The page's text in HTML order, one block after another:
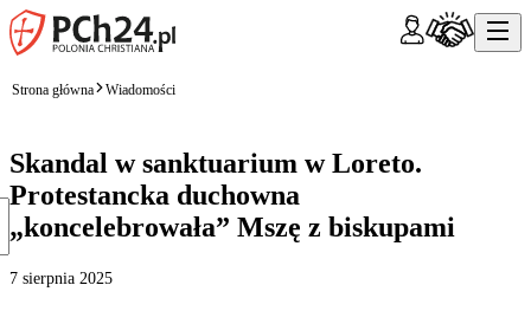
Strona główna Wiadomości
Skandal w sanktuarium w Loreto.
Protestancka duchowna
„koncelebrowała” Mszę z biskupami
7 sierpnia 2025